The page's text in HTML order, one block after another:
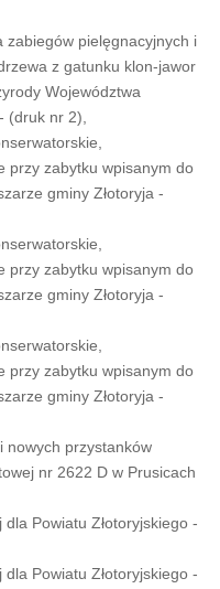
pielęgnacyjnych i
z gatunku klon-jawor
Województwa
(druk nr 2),
przy zabytku wpisanym do
gminy Złotoryja -
przy zabytku wpisanym do
gminy Złotoryja -
przy zabytku wpisanym do
gminy Złotoryja -
przystanków
nr 2622 D w Prusicach
Powiatu Złotoryjskiego -
Powiatu Złotoryjskiego -